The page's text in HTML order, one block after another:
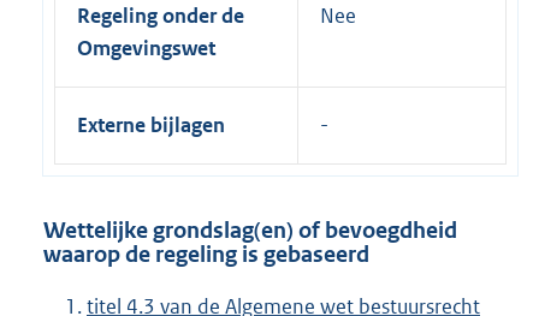
Regeling onder de
Omgevingswet
Nee
Externe bijlagen
Wettelijke grondslag(en) of bevoegdheid
waarop de regeling is gebaseerd
titel 4.3 van de Algemene wet bestuursrecht